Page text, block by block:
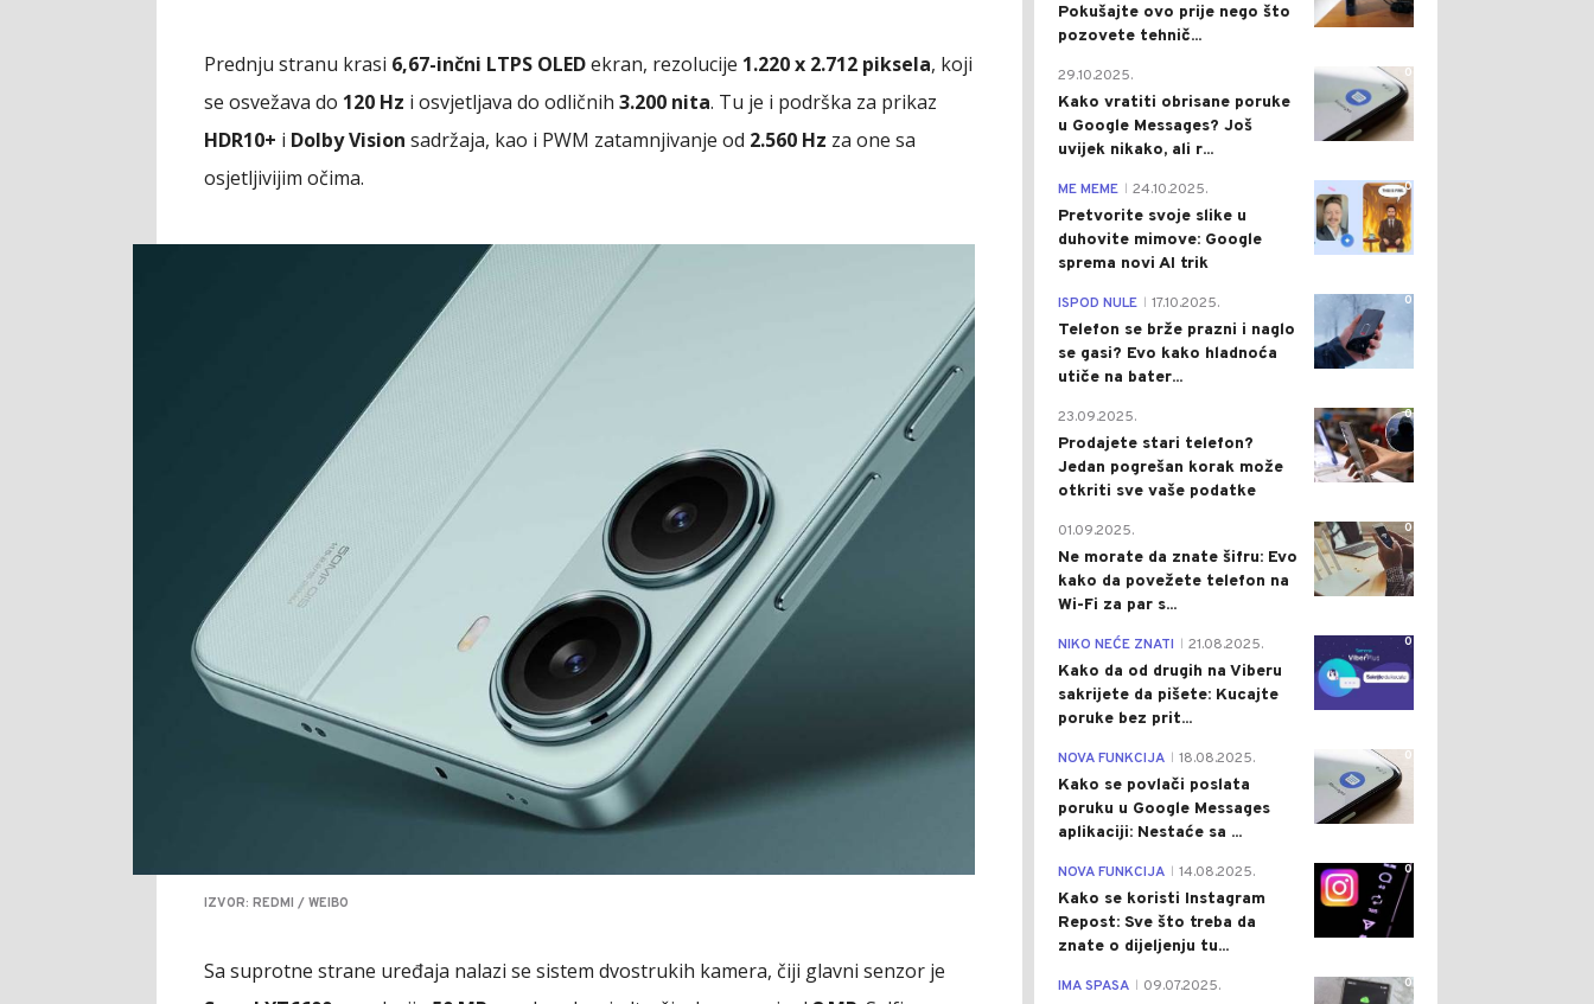
Prednju stranu krasi 6,67-inčni LTPS OLEDekran, rezolucije 1.220 x 2.712 piksela, koji
se osvežava do 120 Hz i osvjetljava do odličnih 3.200 nita. Tu je i podrška za prikaz
HDR10+ i Dolby Vision sadržaja, kao i PWM zatamnjivanje od 2.560 Hz za one sa
osjetljivijim očima.
IZVOR: REDMI / WEIBO
Sa suprotne strane uređaja nalazi se sistem dvostrukih kamera, čiji glavni senzor je
Pokušajte ovo prije nego što
pozovete tehnič...
0
29.10.2025.
Kako vratiti obrisane poruke
u Google Messages? Još
uvijek nikako, ali r...
0
ME MEME 24.10.2025.
Pretvorite svoje slike u
duhovite mimove: Google
sprema novi AI trik
0
ISPOD NULE 17.10.2025.
Telefon se brže prazni i naglo
se gasi? Evo kako hladnoća
utiče na bater...
0
23.09.2025.
Prodajete stari telefon?
Jedan pogrešan korak može
otkriti sve vaše podatke
0
01.09.2025.
Ne morate da znate šifru: Evo
kako da povežete telefon na
Wi-Fi za par s...
0
NIKO NEĆE ZNATI 21.08.2025.
Kako da od drugih na Viberu
sakrijete da pišete: Kucajte
poruke bez prit...
0
NOVA FUNKCIJA 18.08.2025.
Kako se povlači poslata
poruku u Google Messages
aplikaciji: Nestaće sa ...
0
NOVA FUNKCIJA 14.08.2025.
Kako se koristi Instagram
Repost: Sve što treba da
znate o dijeljenju tu...
0
IMA SPASA 09.07.2025.